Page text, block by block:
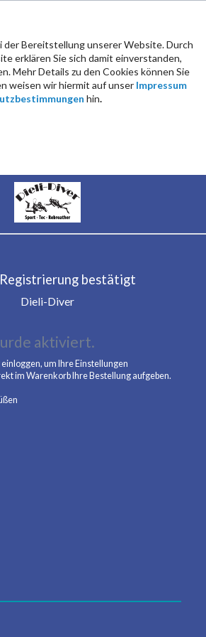
der Bereitstellung unserer Website. Durch
erklären Sie sich damit einverstanden,
Mehr Details zu den Cookies können Sie
weisen wir hiermit auf unser Impressum
hin.
bestätigt
Dieli-Diver
aktiviert.
um Ihre Einstellungen
im Warenkorb Ihre Bestellung aufgeben.